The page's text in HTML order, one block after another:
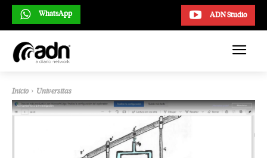
ADN Studio
WhatsApp
Inicio Universitas